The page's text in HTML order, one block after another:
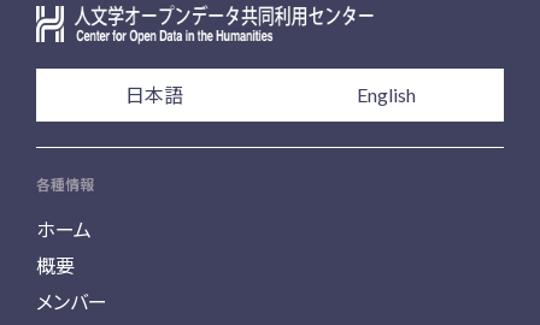
日本語 English
各種情報
ホーム
概要
メンバー